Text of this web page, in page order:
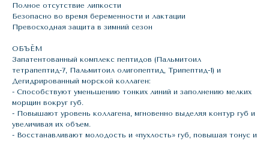
Полное отсутствие липкости
Безопасно во время беременности и лактации
Превосходная защита в зимний сезон
ОБЪЁМ
Запатентованный комплекс пептидов (Пальмитоил
тетрапептид-7, Пальмитоил олигопептид, Трипептид-1) и
Дегидрированный морской коллаген:
- Способствуют уменьшению тонких линий и заполнению мелких
морщин вокруг губ.
- Повышают уровень коллагена, мгновенно выделяя контур губ и
увеличивая их объем.
- Восстанавливают молодость и «пухлость» губ, повышая тонус и